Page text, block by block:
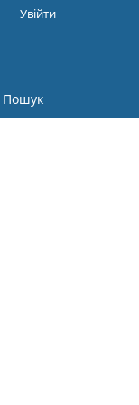
Пошук
Увійти